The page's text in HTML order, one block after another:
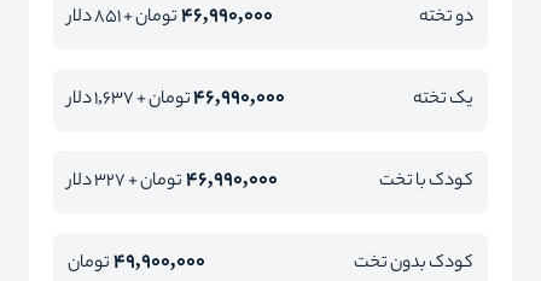
دو تخته 46,990,000تومان + 851 دلار
یک تخته 46,990,000تومان + 1,637 دلار
کودک با تخت 46,990,000تومان + 327 دلار
کودک بدون تخت 49,900,000تومان